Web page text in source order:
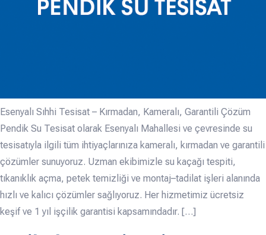
Esenyalı Sıhhi Tesisat – Kırmadan, Kameralı, Garantili Çözüm
Pendik Su Tesisat olarak Esenyalı Mahallesi ve çevresinde su
tesisatıyla ilgili tüm ihtiyaçlarınıza kameralı, kırmadan ve garantili
çözümler sunuyoruz. Uzman ekibimizle su kaçağı tespiti,
tıkanıklık açma, petek temizliği ve montaj–tadilat işleri alanında
hızlı ve kalıcı çözümler sağlıyoruz. Her hizmetimiz ücretsiz
keşif ve 1 yıl işçilik garantisi kapsamındadır. […]